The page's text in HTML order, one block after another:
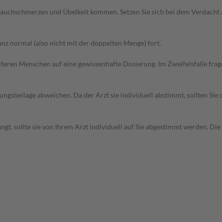
und Übelkeit kommen. Setzen Sie sich bei dem
normal (also nicht mit der doppelten Menge) fort.
Menschen auf eine gewissenhafte Dosierung. Im Zweifelsfalle
abweichen. Da der Arzt sie individuell abstimmt, sollten
sollte sie von Ihrem Arzt individuell auf Sie abgestimmt werden.